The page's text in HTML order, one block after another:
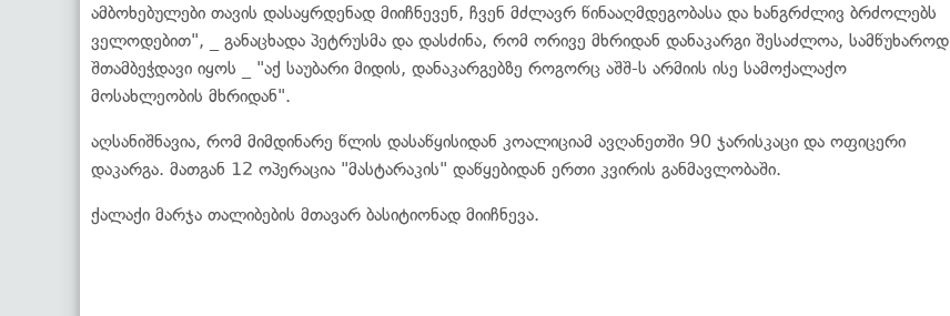
ამბოხებულები თავის დასაყრდენად მიიჩნევენ, ჩვენ მძლავრ წინააღმდეგობასა და ხანგრძლივ ბრძოლებს
ველოდებით", _ განაცხადა პეტრუსმა და დასძინა, რომ ორივე მხრიდან დანაკარგი შესაძლოა, სამწუხაროდ
შთამბეჭდავი იყოს _ "აქ საუბარი მიდის, დანაკარგებზე როგორც აშშ-ს არმიის ისე სამოქალაქო
მოსახლეობის მხრიდან".
აღსანიშნავია, რომ მიმდინარე წლის დასაწყისიდან კოალიციამ ავღანეთში 90 ჯარისკაცი და ოფიცერი
დაკარგა. მათგან 12 ოპერაცია "მასტარაკის" დაწყებიდან ერთი კვირის განმავლობაში.
ქალაქი მარჯა თალიბების მთავარ ბასიტიონად მიიჩნევა.